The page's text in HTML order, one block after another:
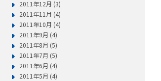
2011年12月 (3)
2011年11月 (4)
2011年10月 (4)
2011年9月 (4)
2011年8月 (5)
2011年7月 (5)
2011年6月 (4)
2011年5月 (4)